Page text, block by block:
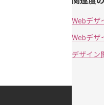
Webデザ
Webデザ
デザイン